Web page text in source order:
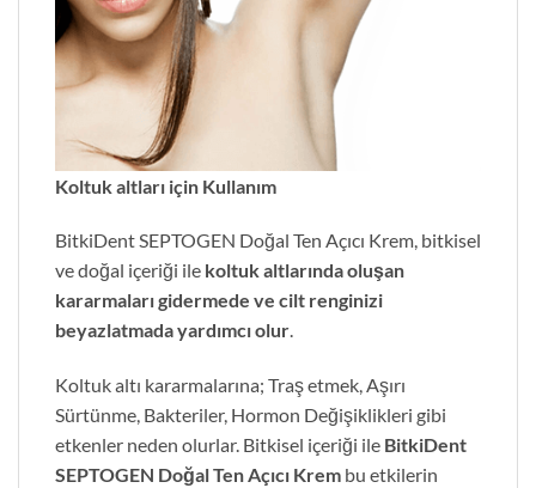
Koltuk altları için Kullanım
BitkiDent SEPTOGEN Doğal Ten Açıcı Krem, bitkisel
ve doğal içeriği ile koltuk altlarında oluşan
kararmaları gidermede ve cilt renginizi
beyazlatmada yardımcı olur.
Koltuk altı kararmalarına; Traş etmek, Aşırı
Sürtünme, Bakteriler, Hormon Değişiklikleri gibi
etkenler neden olurlar. Bitkisel içeriği ile BitkiDent
SEPTOGEN Doğal Ten Açıcı Krem bu etkilerin